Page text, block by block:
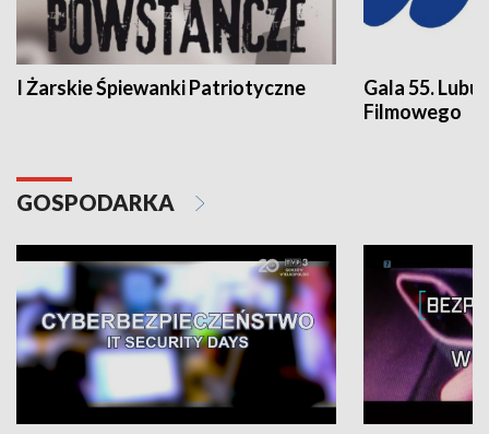
I Żarskie Śpiewanki Patriotyczne
Gala 55.
Filmowego
GOSPODARKA